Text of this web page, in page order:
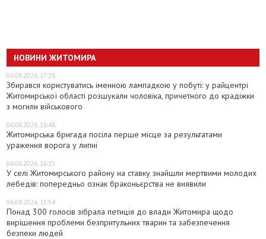
НОВИНИ ЖИТОМИРА
06.08.2026, 17:28
Збирався користуватись іменною лампадкою у побуті: у райцентрі
Житомирської області розшукали чоловіка, причетного до крадіжки
з могили військового
06.08.2026, 16:48
Житомирська бригада посіла перше місце за результатами
ураження ворога у липні
06.08.2026, 16:15
У селі Житомирського району на ставку знайшли мертвими молодих
лебедів: попередньо ознак браконьєрства не виявили
06.08.2026, 15:54
Понад 300 голосів зібрала петиція до влади Житомира щодо
вирішення проблеми безпритульних тварин та забезпечення
безпеки людей